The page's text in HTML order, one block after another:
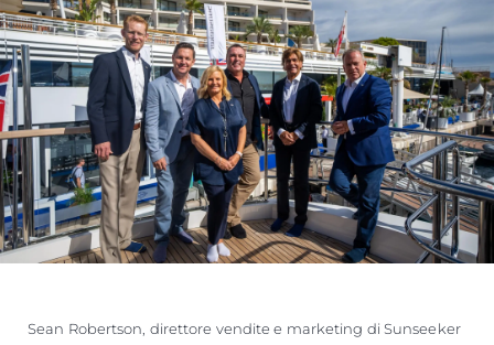
Sean Robertson, direttore vendite e marketing di Sunseeker